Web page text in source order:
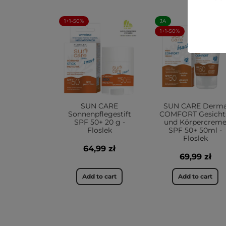
1+1-50%
SUN CARE
Sonnenpflegestift
SPF 50+ 20 g -
Floslek
64,99 zł
Add to cart
JA
1+1-50%
SUN CARE
COMFORT
und Körpercreme
SPF 50+ 50ml -
Floslek
69,99 zł
Add to cart